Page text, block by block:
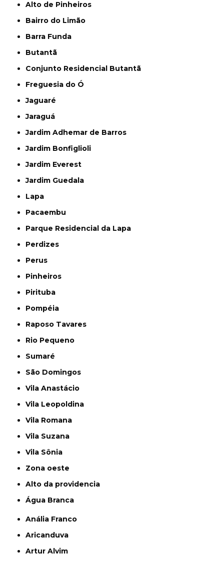
Alto de Pinheiros
Bairro do Limão
Barra Funda
Butantã
Conjunto Residencial Butantã
Freguesia do Ó
Jaguaré
Jaraguá
Jardim Adhemar de Barros
Jardim Bonfiglioli
Jardim Everest
Jardim Guedala
Lapa
Pacaembu
Parque Residencial da Lapa
Perdizes
Perus
Pinheiros
Pirituba
Pompéia
Raposo Tavares
Rio Pequeno
Sumaré
São Domingos
Vila Anastácio
Vila Leopoldina
Vila Romana
Vila Suzana
Vila Sônia
Zona oeste
alto da providencia
Água Branca
Anália Franco
Aricanduva
Artur Alvim